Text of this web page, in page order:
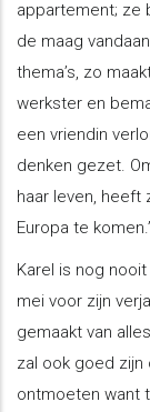
appartement; ze
de maag
thema’s, zo
werkster en
een vriendin
denken gezet.
haar leven, heeft
Europa te
Karel is nog
mei voor zijn
gemaakt van
zal ook goed zijn
ontmoeten want